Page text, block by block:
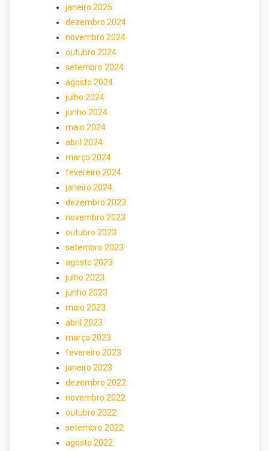
janeiro 2025
dezembro 2024
novembro 2024
outubro 2024
setembro 2024
agosto 2024
julho 2024
junho 2024
maio 2024
abril 2024
março 2024
fevereiro 2024
janeiro 2024
dezembro 2023
novembro 2023
outubro 2023
setembro 2023
agosto 2023
julho 2023
junho 2023
maio 2023
abril 2023
março 2023
fevereiro 2023
janeiro 2023
dezembro 2022
novembro 2022
outubro 2022
setembro 2022
agosto 2022